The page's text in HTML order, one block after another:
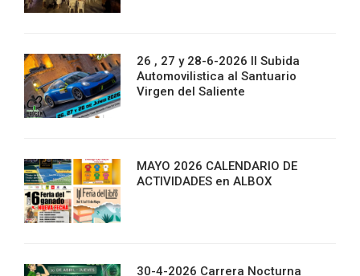
26 , 27 y 28-6-2026 II Subida
Automovilistica al Santuario
Virgen del Saliente
MAYO 2026 CALENDARIO DE
ACTIVIDADES en ALBOX
30-4-2026 Carrera Nocturna